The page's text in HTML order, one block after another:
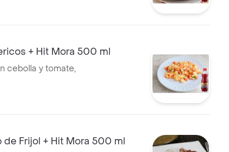
+ Hit Mora 500 ml
cebolla y tomate,
Frijol + Hit Mora 500 ml